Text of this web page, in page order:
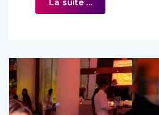
La suite ...